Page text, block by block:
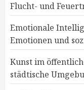
Flucht- und
Emotionale
Emotionen und
Kunst im
städtische